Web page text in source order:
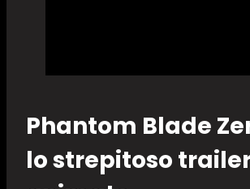
Phantom Blade
lo strepitoso